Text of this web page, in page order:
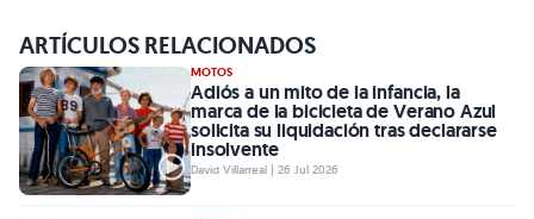
ARTÍCULOS RELACIONADOS
MOTOS
Adiós a un mito de la infancia, la
marca de la bicicleta de Verano Azul
solicita su liquidación tras declararse
insolvente
David Villarreal | 26 Jul 2026